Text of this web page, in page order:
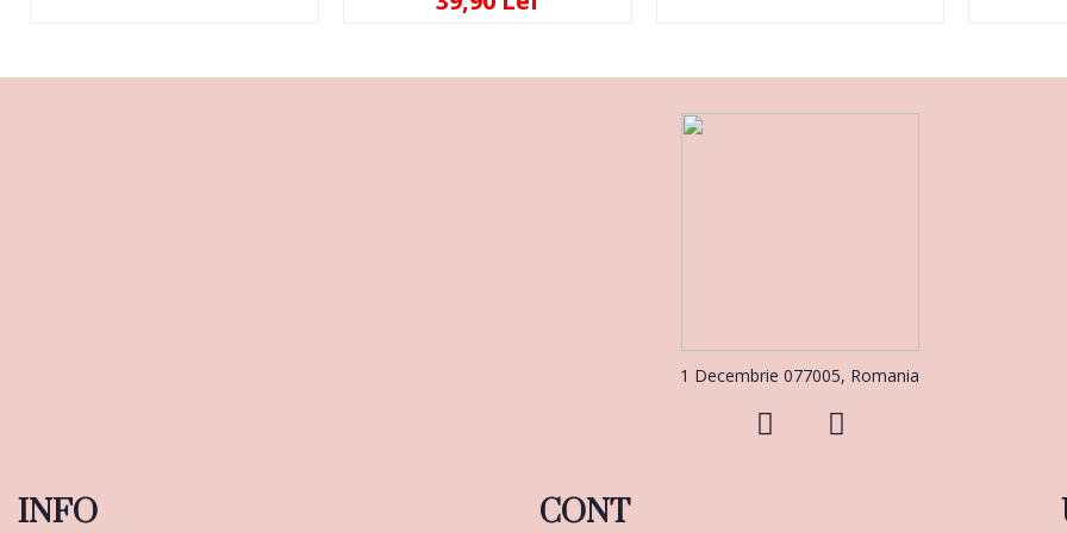
1 Decembrie 077005, Romania
INFO CONT